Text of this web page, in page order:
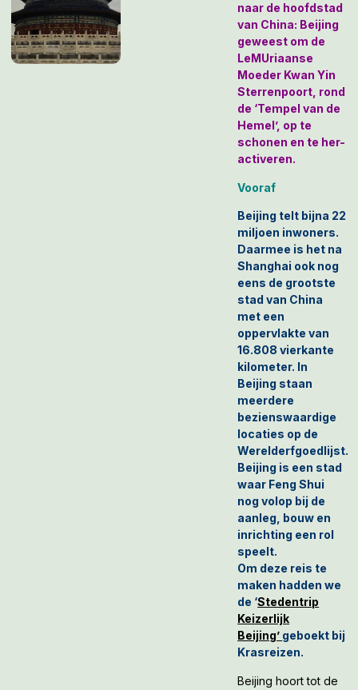
naar de hoofdstad
van China: Beijing
geweest om de
LeMUriaanse
Moeder Kwan Yin
Sterrenpoort, rond
de ‘Tempel van de
Hemel’, op te
schonen en te her-
activeren.
Vooraf
Beijing telt bijna 22
miljoen inwoners.
Daarmee is het na
Shanghai ook nog
eens de grootste
stad van China
met een
oppervlakte van
16.808 vierkante
kilometer. In
Beijing staan
meerdere
bezienswaardige
locaties op de
Werelderfgoedlijst.
Beijing is een stad
waar Feng Shui
nog volop bij de
aanleg, bouw en
inrichting een rol
speelt.
Om deze reis te
maken hadden we
de ‘Stedentrip
Keizerlijk
Beijing’ geboekt bij
Krasreizen.
Beijing hoort tot de